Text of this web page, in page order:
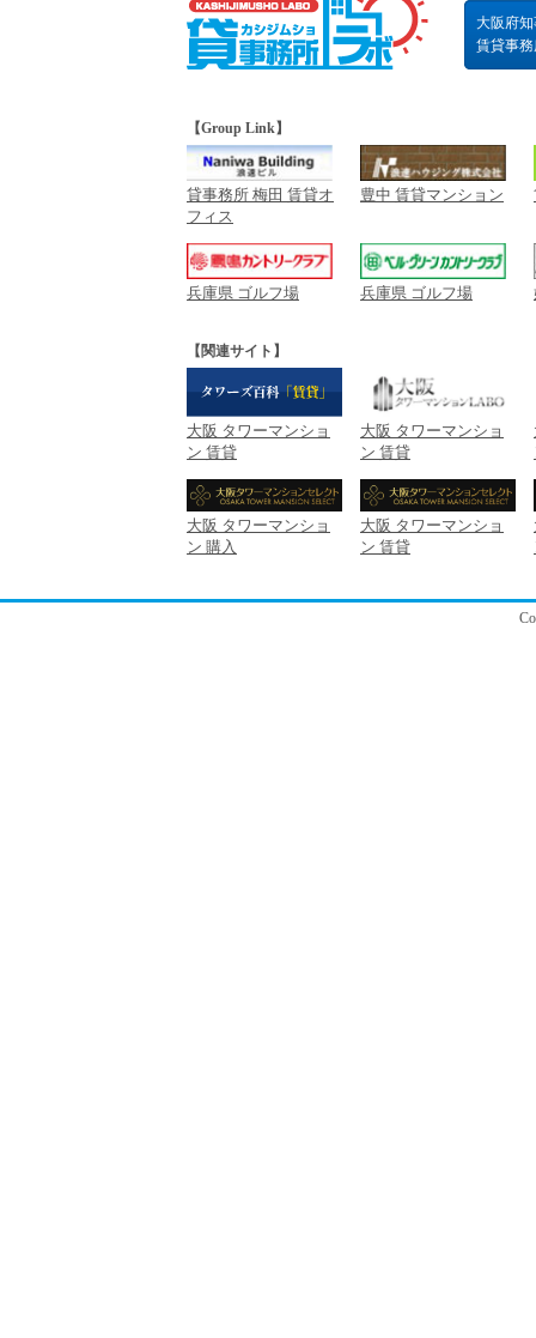
大阪府
賃貸事
【Group Link】
貸事務所 梅田 賃貸オ
フィス
豊中 賃貸マンション
兵庫県 ゴルフ場 兵庫県 ゴルフ場
【関連サイト】
大阪 タワーマンショ
ン 賃貸
大阪 タワーマンショ
ン 賃貸
大阪 タワーマンショ
ン 購入
大阪 タワーマンショ
ン 賃貸